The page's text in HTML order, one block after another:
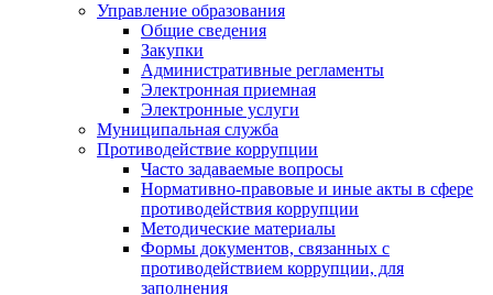
Управление образования
Общие сведения
Закупки
Административные регламенты
Электронная приемная
Электронные услуги
Муниципальная служба
Противодействие коррупции
Часто задаваемые вопросы
Нормативно-правовые и иные акты в сфере
противодействия коррупции
Методические материалы
Формы документов, связанных с
противодействием коррупции, для
заполнения